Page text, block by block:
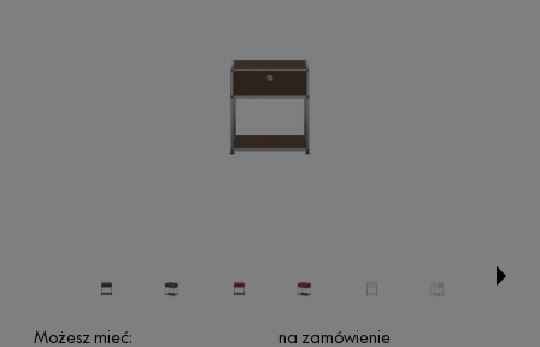
Możesz mieć:
na zamówienie